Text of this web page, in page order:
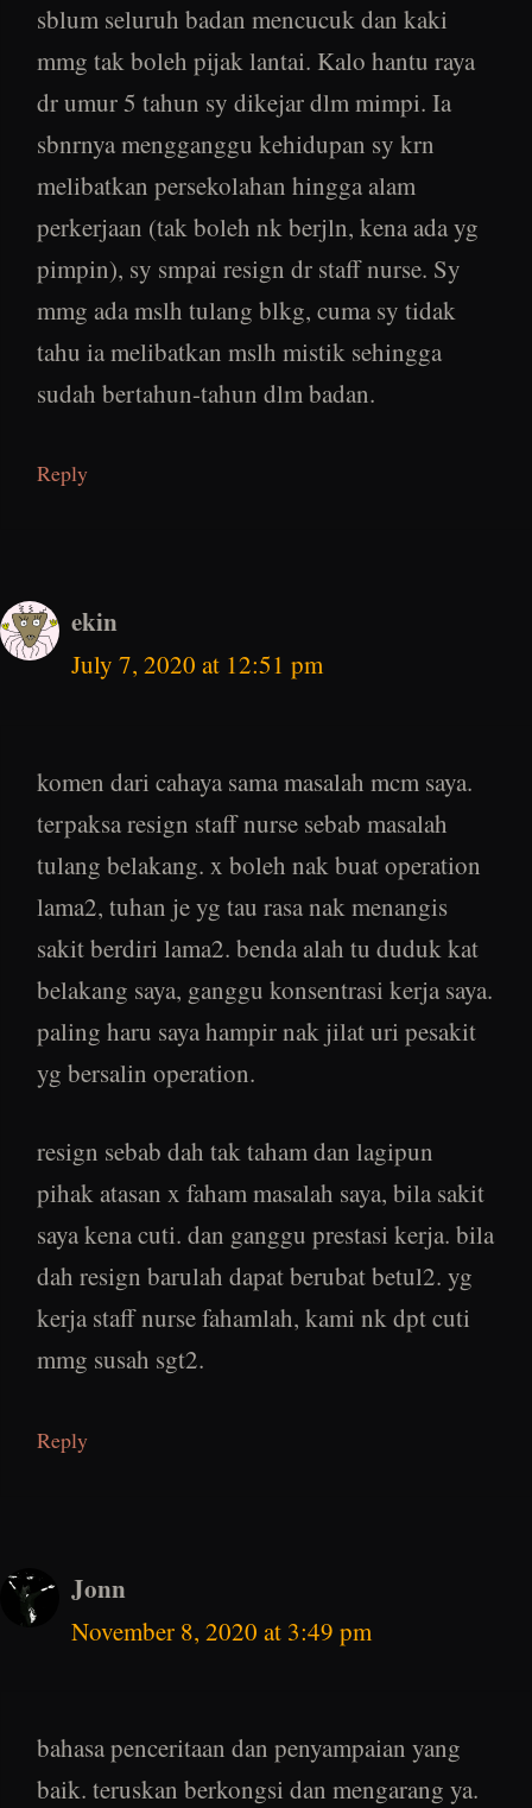
sblum seluruh badan mencucuk dan kaki
mmg tak boleh pijak lantai. Kalo hantu raya
dr umur 5 tahun sy dikejar dlm mimpi. Ia
sbnrnya mengganggu kehidupan sy krn
melibatkan persekolahan hingga alam
perkerjaan (tak boleh nk berjln, kena ada yg
pimpin), sy smpai resign dr staff nurse. Sy
mmg ada mslh tulang blkg, cuma sy tidak
tahu ia melibatkan mslh mistik sehingga
sudah bertahun-tahun dlm badan.
Reply
ekin
July 7, 2020 at 12:51 pm
komen dari cahaya sama masalah mcm saya.
terpaksa resign staff nurse sebab masalah
tulang belakang. x boleh nak buat operation
lama2, tuhan je yg tau rasa nak menangis
sakit berdiri lama2. benda alah tu duduk kat
belakang saya, ganggu konsentrasi kerja saya.
paling haru saya hampir nak jilat uri pesakit
yg bersalin operation.
resign sebab dah tak taham dan lagipun
pihak atasan x faham masalah saya, bila sakit
saya kena cuti. dan ganggu prestasi kerja. bila
dah resign barulah dapat berubat betul2. yg
kerja staff nurse fahamlah, kami nk dpt cuti
mmg susah sgt2.
Reply
Jonn
November 8, 2020 at 3:49 pm
bahasa penceritaan dan penyampaian yang
baik. teruskan berkongsi dan mengarang ya.